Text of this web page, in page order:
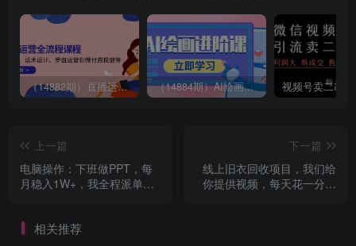
（14882期）直播运营全流程课程-5月更新：从起号、话术设计、罗盘运营到微付费投放等 （14884期）AI绘画进阶课，涵盖电商摄影等多领域，PS操作与AI工具使用全面教学
上一篇
电脑操作：下班做PPT，每
月稳入1W+，我全程派单！
下一篇
线上旧衣回收项目，我们给
你提供视频，每天花一分钟
相关推荐